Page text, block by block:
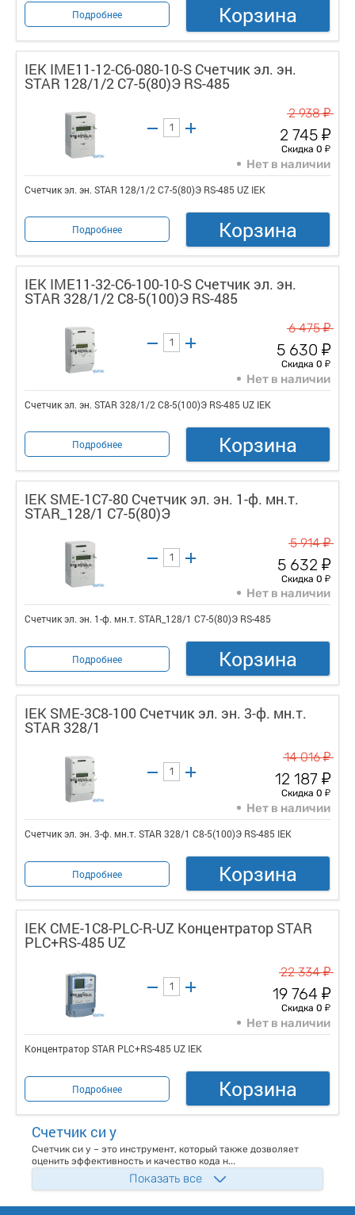
Подробнее Корзина
IEK IME11-12-C6-080-10-S Счетчик эл. эн.
STAR 128/1/2 С7-5(80)Э RS-485
2 938у
2 745 у
Скидка 0 у
Нет в наличии
Счетчик эл. эн. STAR 128/1/2 С7-5(80)Э RS-485 UZ IEK
Подробнее Корзина
IEK IME11-32-C6-100-10-S Счетчик эл. эн.
STAR 328/1/2 С8-5(100)Э RS-485
6 475у
5 630 у
Скидка 0 у
Нет в наличии
Счетчик эл. эн. STAR 328/1/2 С8-5(100)Э RS-485 UZ IEK
Подробнее Корзина
IEK SME-1C7-80 Счетчик эл. эн. 1-ф. мн.т.
STAR_128/1 С7-5(80)Э
5 914у
5 632 у
Скидка 0 у
Нет в наличии
Счетчик эл. эн. 1-ф. мн.т. STAR_128/1 С7-5(80)Э RS-485
Подробнее Корзина
IEK SME-3C8-100 Счетчик эл. эн. 3-ф. мн.т.
STAR 328/1
14 016у
12 187 у
Скидка 0 у
Нет в наличии
Счетчик эл. эн. 3-ф. мн.т. STAR 328/1 С8-5(100)Э RS-485 IEK
Подробнее Корзина
IEK CME-1C8-PLC-R-UZ Концентратор STAR
PLC+RS-485 UZ
22 334у
19 764 у
Скидка 0 у
Нет в наличии
Концентратор STAR PLC+RS-485 UZ IEK
Подробнее Корзина
Счетчик си у
Счетчик си у – это инструмент, который также дозволяет
оценить эффективность и качество кода н...
Показать все